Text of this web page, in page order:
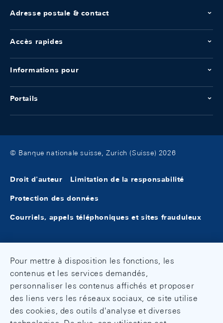
Adresse postale & contact
Accès rapides
Informations pour
Portails
© Banque nationale suisse, Zurich (Suisse) 2026
Droit d'auteur Limitation de la responsabilité
Protection des données
Courriels, appels téléphoniques et sites frauduleux
Pour mettre à disposition les fonctions, les
contenus et les services demandés,
personnaliser les contenus affichés et proposer
des liens vers les réseaux sociaux, ce site utilise
des cookies, des outils d'analyse et diverses